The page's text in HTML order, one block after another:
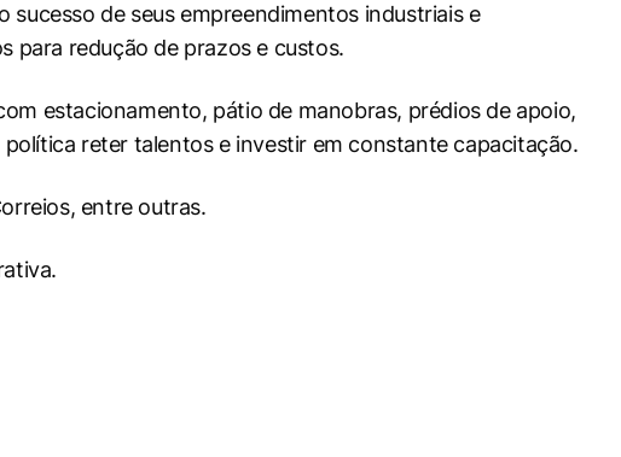
de seus empreendimentos industriais e
para redução de prazos e custos.
estacionamento, pátio de manobras, prédios de apoio,
reter talentos e investir em constante capacitação.
entre outras.